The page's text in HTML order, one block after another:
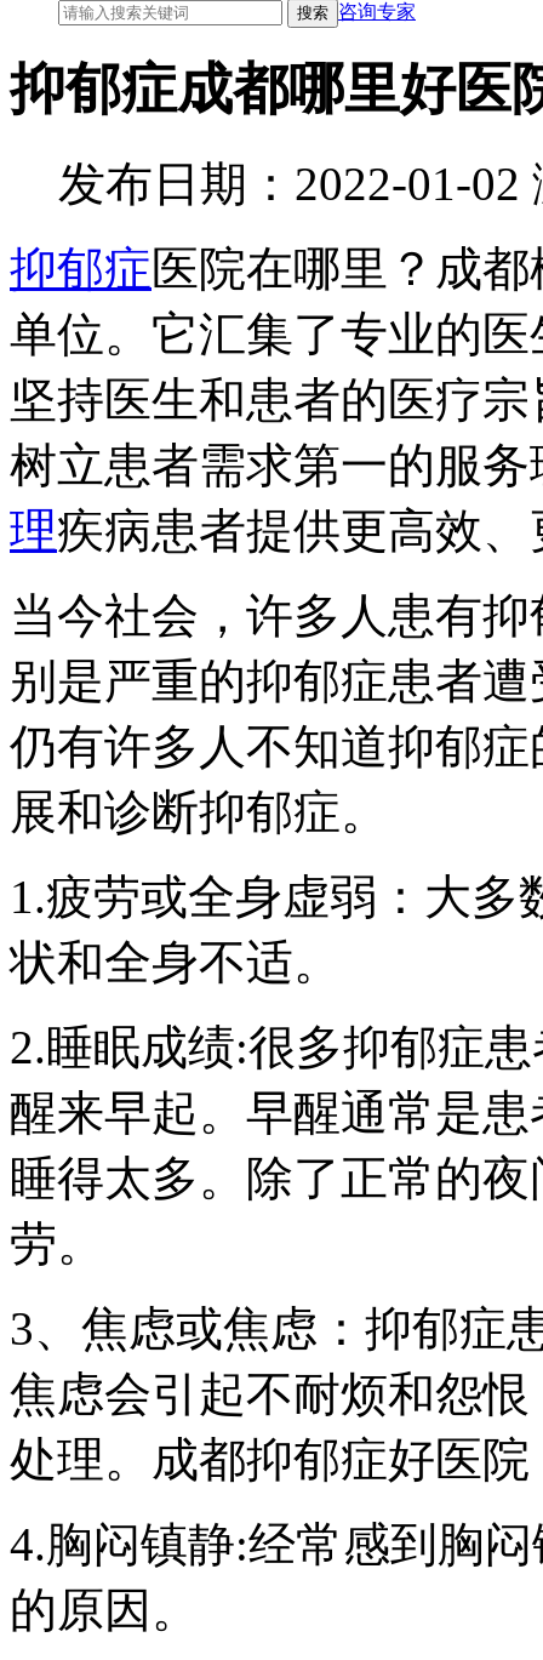
咨询专家
抑郁症成都哪里好医
发布日期：2022-01-02
抑郁症医院在哪里？成
单位。它汇集了专业的
坚持医生和患者的医疗
树立患者需求第一的服
理疾病患者提供更高效
当今社会，许多人患有
别是严重的抑郁症患者
仍有许多人不知道抑郁
展和诊断抑郁症。
1.疲劳或全身虚弱：大
状和全身不适。
2.睡眠成绩:很多抑郁症
醒来早起。早醒通常是
睡得太多。除了正常的
劳。
3、焦虑或焦虑：抑郁症
焦虑会引起不耐烦和怨
处理。成都抑郁症好医院
4.胸闷镇静:经常感到胸
的原因。